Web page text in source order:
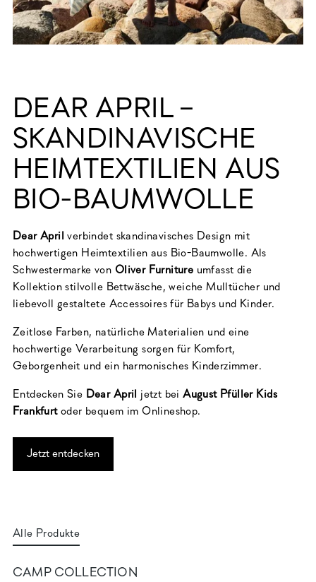
DEAR APRIL –
SKANDINAVISCHE
HEIMTEXTILIEN AUS
BIO-BAUMWOLLE
Dear April
verbindet skandinavisches Design mit
hochwertigen Heimtextilien aus Bio-Baumwolle. Als
Schwestermarke von Oliver Furniture umfasst die
Kollektion stilvolle Bettwäsche, weiche Mulltücher und
liebevoll gestaltete Accessoires für Babys und Kinder.
Zeitlose Farben, natürliche Materialien und eine
hochwertige Verarbeitung sorgen für Komfort,
Geborgenheit und ein harmonisches Kinderzimmer.
Entdecken Sie Dear April jetzt beiAugust Pfüller Kids
Frankfurtoder bequem im Onlineshop.
Jetzt entdecken
Alle Produkte
CAMP COLLECTION